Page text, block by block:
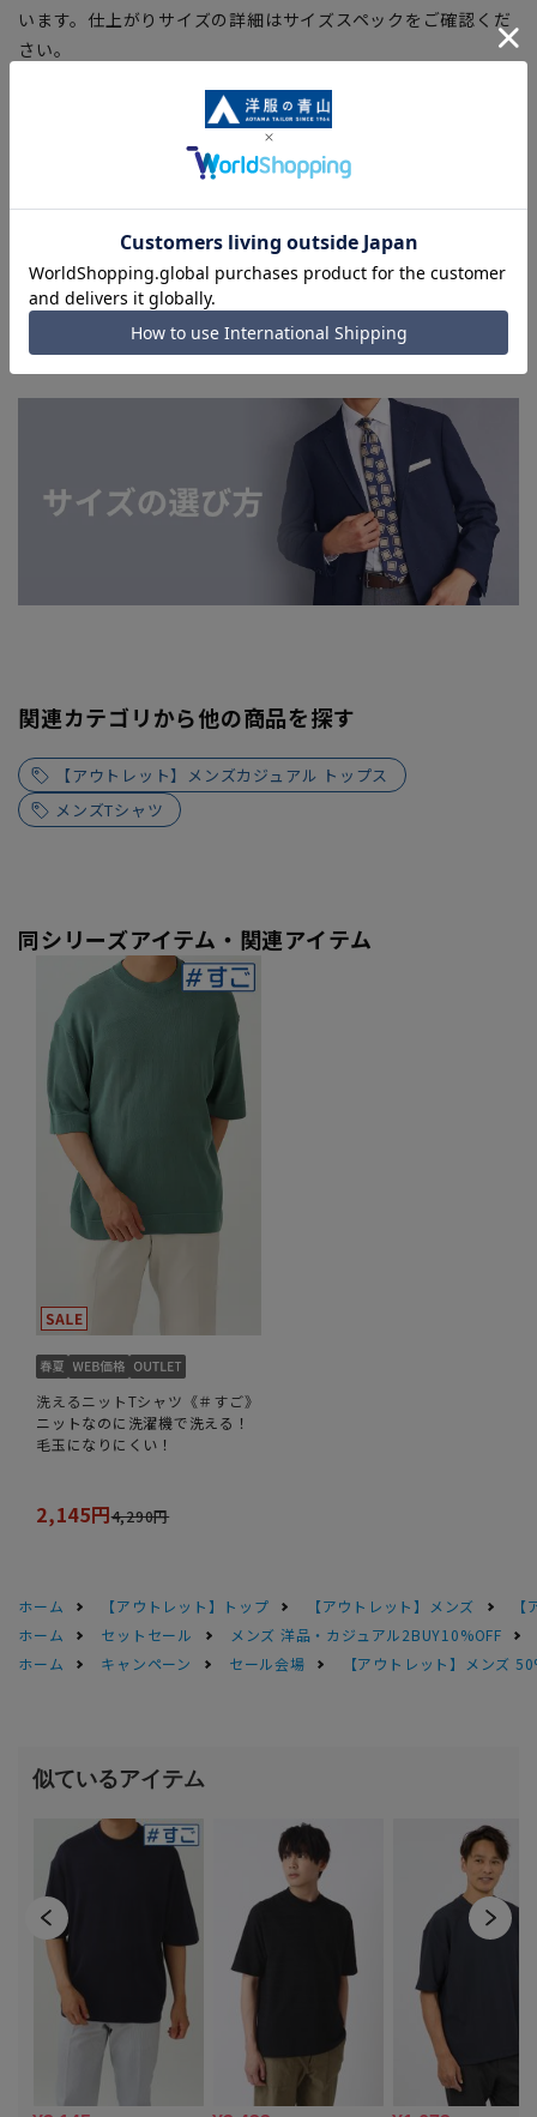
います。仕上がりサイズの詳細はサイズスペックをご確認くだ
さい。
干の誤差が生じる場合がございます。
■ブラウザやお使いのモニター環境、室内外等の撮影時の環境
下での光加減により、実際の商品と掲載画像の色味が異なる場
■店舗や各モールサイトと商品在庫を共有しております関係
上、ご注文いただいたタイミングにより欠品が発生し、ご注文
を完了できない場合がございます。予めご了承ください。(お
急ぎ発送のご注文につきましても、ご注文のタイミングによっ
てはお急ぎ発送サービスを選択できない場合がございます。)
関連カテゴリから他の商品を探す
【アウトレット】メンズカジュアル トップス
メンズTシャツ
同シリーズアイテム・関連アイテム
洗えるニットTシャツ《＃すご》
ニットなのに洗濯機で洗える！
毛玉になりにくい！
2,145円4,290円
ホーム 【アウトレット】トップ 【アウトレット】メンズ
ホーム
セットセール
メンズ 洋品・カジュアル2BUY10%OFF
ホーム
キャンペーン セール会場 【アウトレット】メンズ